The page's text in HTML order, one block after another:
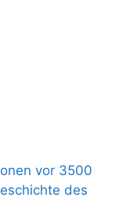
vor 3500
des